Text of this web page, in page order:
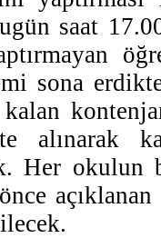
saat
sona
alınarak
Her okulun
açıklanan